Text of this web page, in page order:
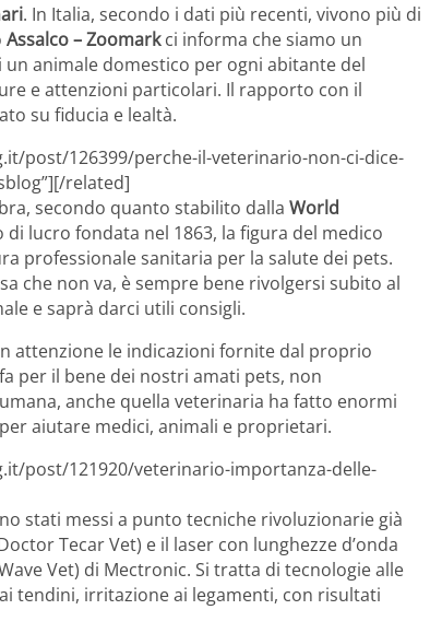
. In Italia, secondo i dati più recenti, vivono più di
Assalco – Zoomarkci informa che siamo un
animale domestico per ogni abitante del
e attenzioni particolari. Il rapporto con il
su fiducia e lealtà.
post/126399/perche-il-veterinario-non-ci-dice-
related]
secondo quanto stabilito dalla World
di lucro fondata nel 1863, la figura del medico
professionale sanitaria per la salute dei pets.
che non va, è sempre bene rivolgersi subito al
e saprà darci utili consigli.
attenzione le indicazioni fornite dal proprio
per il bene dei nostri amati pets, non
anche quella veterinaria ha fatto enormi
aiutare medici, animali e proprietari.
post/121920/veterinario-importanza-delle-
stati messi a punto tecniche rivoluzionarie già
Tecar Vet) e il laser con lunghezze d’onda
Vet) di Mectronic. Si tratta di tecnologie alle
tendini, irritazione ai legamenti, con risultati